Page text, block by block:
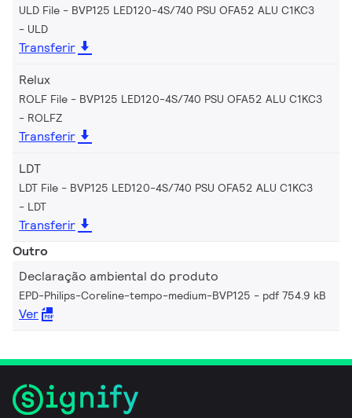
ULD File - BVP125 LED120-4S/740 PSU OFA52 ALU C1KC3
ULD
Transferir
Relux
ROLF File - BVP125 LED120-4S/740 PSU OFA52 ALU C1KC3
ROLFZ
Transferir
LDT
LDT File - BVP125 LED120-4S/740 PSU OFA52 ALU C1KC3
LDT
Transferir
Outro
Declaração ambiental do produto
EPD-Philips-Coreline-tempo-medium-BVP125 pdf 754.9 kB
Ver